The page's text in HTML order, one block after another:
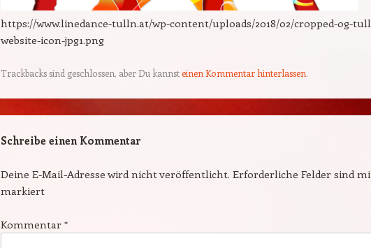
https://www.linedance-tulln.at/wp-content/uploads/2018/02/cropped-og-
website-icon-jpg1.png
Trackbacks sind geschlossen, aber Du kannsteinen Kommentar hinterlassen.
Schreibe einen Kommentar
Deine E-Mail-Adresse wird nicht veröffentlicht. Erforderliche Felder sind
markiert
Kommentar *